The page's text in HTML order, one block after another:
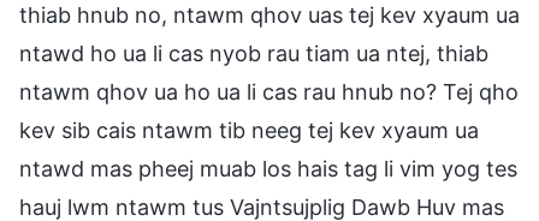
thiab hnub no, ntawm qhov uas tej kev xyaum ua
ntawd ho ua li cas nyob rau tiam ua ntej, thiab
ntawm qhov ua ho ua li cas rau hnub no? Tej qho
kev sib cais ntawm tib neeg tej kev xyaum ua
ntawd mas pheej muab los hais tag li vim yog tes
hauj lwm ntawm tus Vajntsujplig Dawb Huv mas